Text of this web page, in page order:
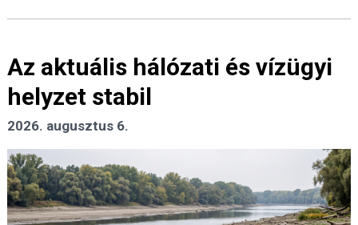
Az aktuális hálózati és vízügyi
helyzet stabil
2026. augusztus 6.